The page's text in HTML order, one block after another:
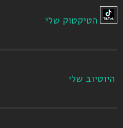
הטיקטוק שלי
היוטיוב שלי